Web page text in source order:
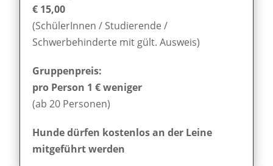
€ 15,00
(SchülerInnen / Studierende /
Schwerbehinderte mit gült. Ausweis)
Gruppenpreis:
pro Person 1 € weniger
(ab 20 Personen)
Hunde dürfen kostenlos an der Leine
mitgeführt werden